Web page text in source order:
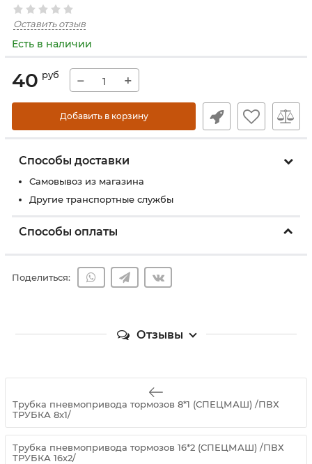
Оставить отзыв
Есть в наличии
40 руб − +
Добавить в корзину
Способы доставки
Самовывоз из магазина
Другие транспортные службы
Способы оплаты
Поделиться:
Отзывы
Трубка пневмопривода тормозов 8*1 (СПЕЦМАШ) /ПВХ
ТРУБКА 8х1/
Трубка пневмопривода тормозов 16*2 (СПЕЦМАШ) /ПВХ
ТРУБКА 16х2/